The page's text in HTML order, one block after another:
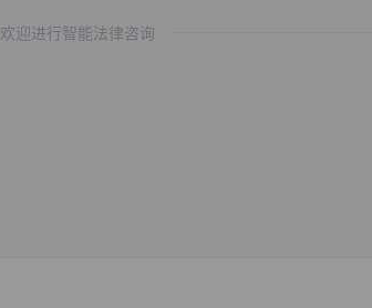
欢迎进行智能法律咨询